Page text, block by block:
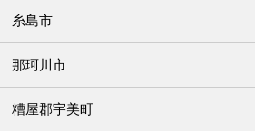
糸島市
那珂川市
糟屋郡宇美町